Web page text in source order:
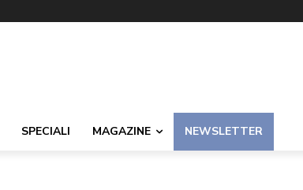
SPECIALI MAGAZINE NEWSLETTER